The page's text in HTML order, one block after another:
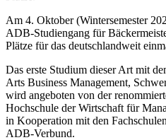
Am 4. Oktober (Wintersemester
ADB-Studiengang für
Plätze für das deutschlandweit
Das erste Studium dieser Art mit
Arts Business Management,
wird angeboten von der
Hochschule der Wirtschaft für
in Kooperation mit den
ADB-Verbund.